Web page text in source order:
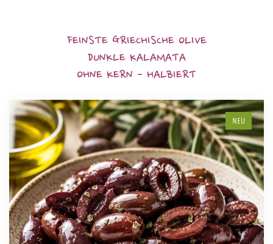
FEINSTE GRIECHISCHE OLIVE
DUNKLE KALAMATA
OHNE KERN - HALBIERT
NEU